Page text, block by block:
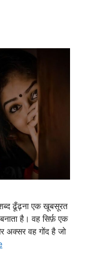
ढूँढ़ना एक खूबसूरत
है। वह सिर्फ़ एक
अक्सर वह गोंद है जो